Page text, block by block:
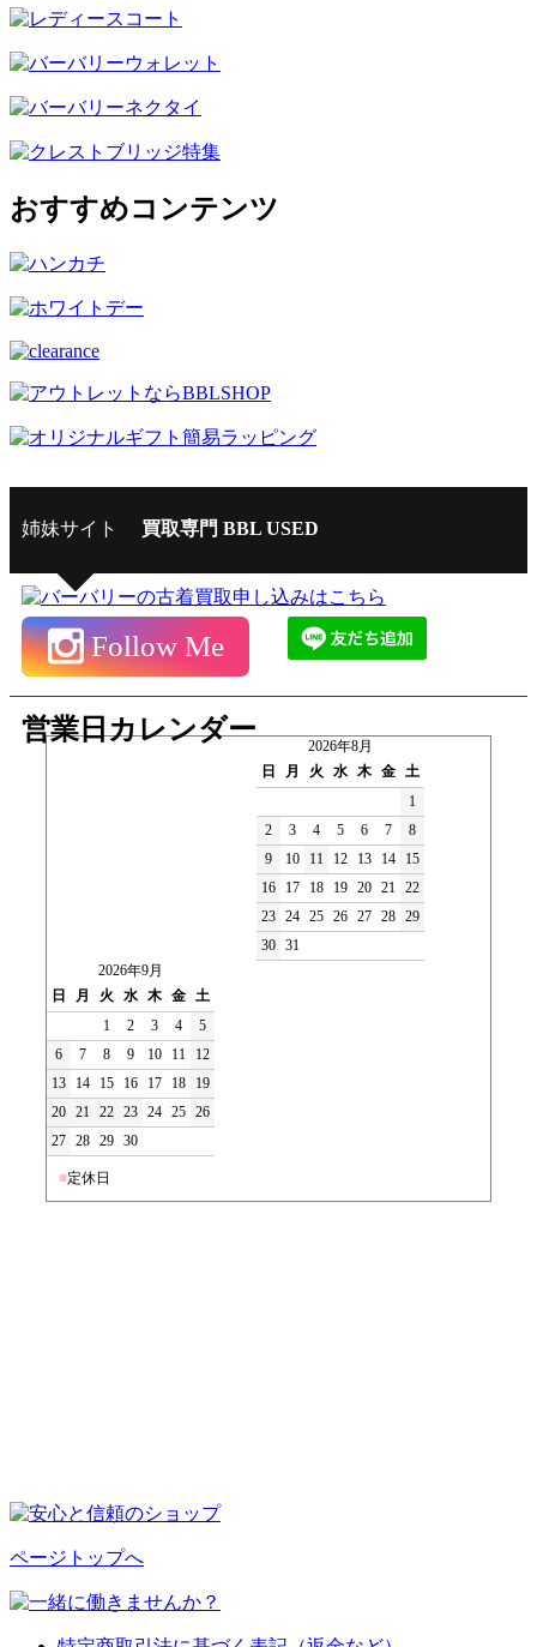
おすすめコンテンツ
姉妹サイト 買取専門 BBL USED
Follow Me
営業日カレンダー
2026年8月
日
月 火 水 木 金 土
1
2
3 4 5 6 7
8
9
10 11 12 13 14
15
16
17 18 19 20 21 22
23 24 25 26 27 28 29
30 31
2026年9月
日
月 火 水 木 金 土
1
2 3 4
5
6
7 8 9 10 11
12
13
14 15 16 17 18
19
20 21 22 23 24 25 26
27 28 29 30
■定休日
ページトップへ